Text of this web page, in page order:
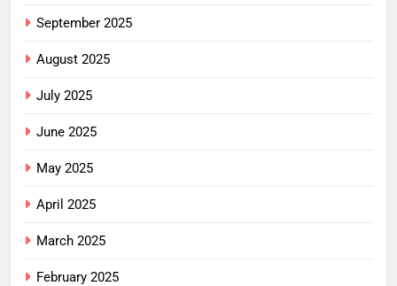
September 2025
August 2025
July 2025
June 2025
May 2025
April 2025
March 2025
February 2025